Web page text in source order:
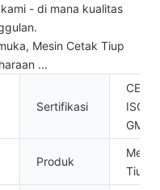
- di mana kualitas
Mesin Cetak Tiup
...
Sertifikasi
CE,
GMP
Produk
Tiup